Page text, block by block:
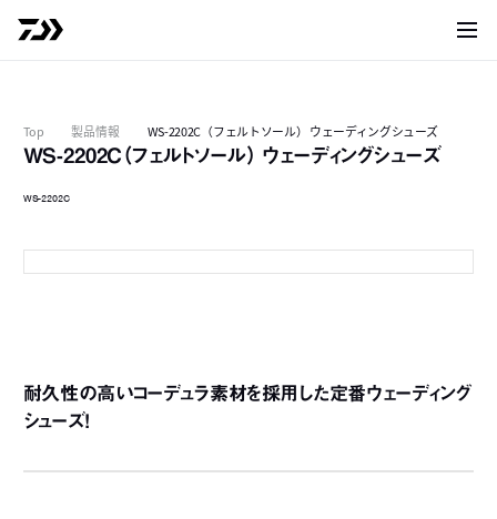
サイ
Top 製品情報 WS-2202C（フェルトソール） ウェーディングシューズ
WS-2202C（フェルトソール） ウェーディングシューズ
WS-2202C
耐久性の高いコーデュラ素材を採用した定番ウェーディング
シューズ！